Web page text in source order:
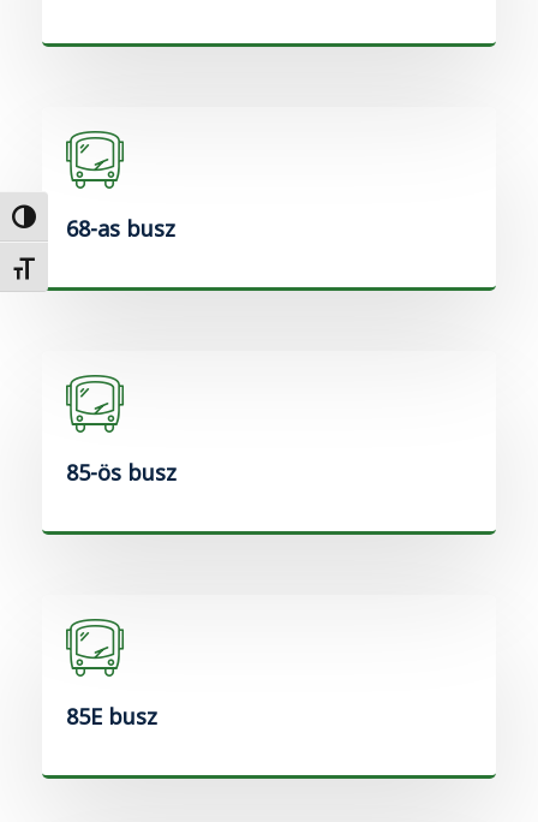
Nagy kontraszt váltása
Betűméret váltása
68-as busz
85-ös busz
85E busz